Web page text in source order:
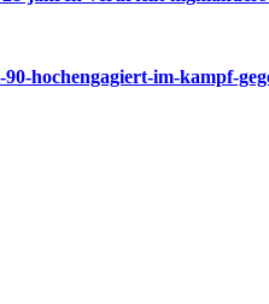
hochengagiert-im-kampf-